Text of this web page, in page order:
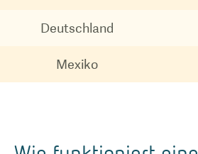
Deutschland
Mexiko